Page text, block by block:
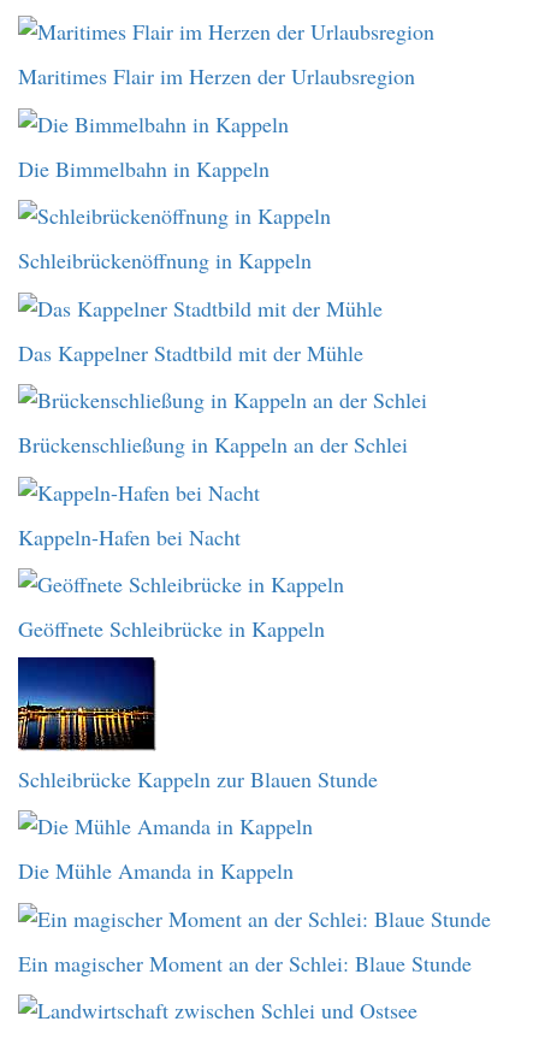
Maritimes Flair im Herzen der Urlaubsregion
Die Bimmelbahn in Kappeln
Schleibrückenöffnung in Kappeln
Das Kappelner Stadtbild mit der Mühle
Brückenschließung in Kappeln an der Schlei
Kappeln-Hafen bei Nacht
Geöffnete Schleibrücke in Kappeln
Schleibrücke Kappeln zur Blauen Stunde
Die Mühle Amanda in Kappeln
Ein magischer Moment an der Schlei: Blaue Stunde